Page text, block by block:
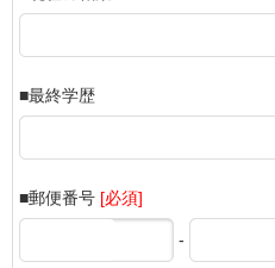
■最終学歴
■郵便番号 [必須]
-